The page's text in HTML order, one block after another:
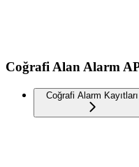
Coğrafi Alan Alarm
Coğrafi Alarm Kayıtları